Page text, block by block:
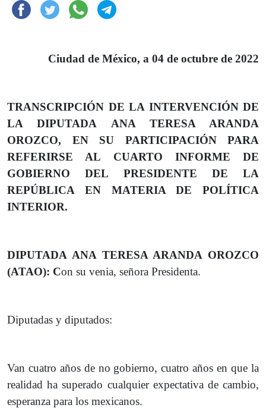
Ciudad de México, a 04 de octubre de 2022
TRANSCRIPCIÓN DE LA INTERVENCIÓN DE
LA DIPUTADA
ANA TERESA ARANDA
OROZCO, EN SU PARTICIPACIÓN PARA
REFERIRSE AL CUARTO INFORME DE
GOBIERNO DEL PRESIDENTE DE LA
REPÚBLICA EN MATERIA DE POLÍTICA
INTERIOR.
DIPUTADA ANA TERESA ARANDA OROZCO
(ATAO): Con su venia, señora Presidenta.
Diputadas y diputados:
Van cuatro años de no gobierno, cuatro años en que la
realidad ha superado cualquier expectativa de cambio,
esperanza para los mexicanos.